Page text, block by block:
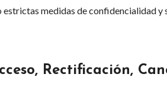
estrictas medidas de confidencialidad y
Rectificación,